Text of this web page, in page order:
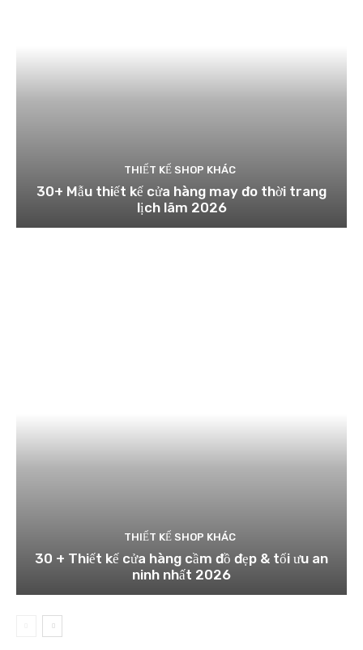
THIẾT KẾ SHOP KHÁC
30+ Mẫu thiết kế cửa hàng may đo thời trang
lịch lãm 2026
THIẾT KẾ SHOP KHÁC
30 + Thiết kế cửa hàng cầm đồ đẹp & tối ưu an
ninh nhất 2026